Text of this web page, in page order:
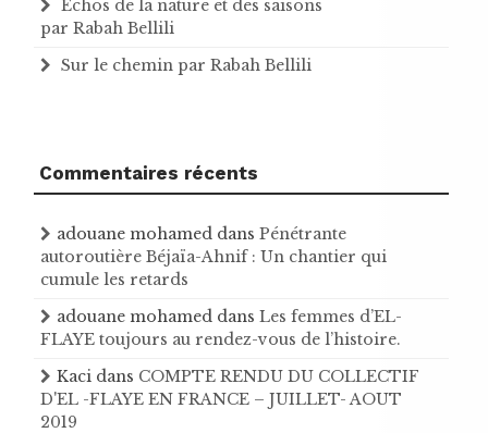
Échos de la nature et des saisons
par Rabah Bellili
Sur le chemin par Rabah Bellili
Commentaires récents
adouane mohamed dans Pénétrante
autoroutière Béjaïa-Ahnif : Un chantier qui
cumule les retards
adouane mohamed dans Les femmes d’EL-
FLAYE toujours au rendez-vous de l’histoire .
Kaci dans COMPTE RENDU DU COLLECTIF
D'EL -FLAYE EN FRANCE – JUILLET- AOUT
2019